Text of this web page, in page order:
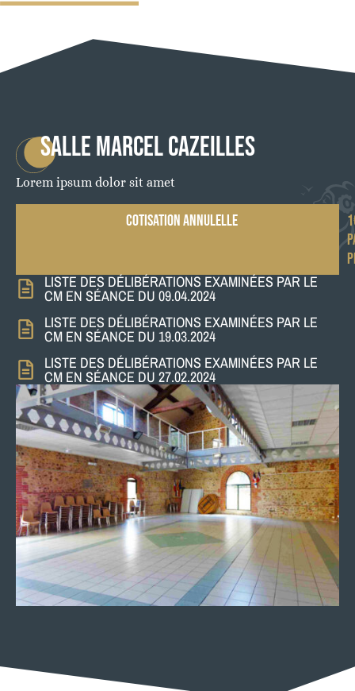
SALLE MARCEL CAZEILLES
Lorem ipsum dolor sit amet
COTISATION ANNULELLE
LISTE DES DÉLIBÉRATIONS EXAMINÉES PAR LE
CM EN SÉANCE DU 09.04.2024
LISTE DES DÉLIBÉRATIONS EXAMINÉES PAR LE
CM EN SÉANCE DU 19.03.2024
LISTE DES DÉLIBÉRATIONS EXAMINÉES PAR LE
CM EN SÉANCE DU 27.02.2024